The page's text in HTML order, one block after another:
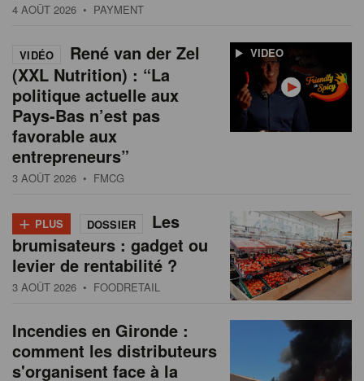
4 AOÛT 2026 • PAYMENT
VIDEO
VIDÉO
René van der Zel
(XXL Nutrition) : “La
politique actuelle aux
Pays-Bas n’est pas
favorable aux
entrepreneurs”
3 AOÛT 2026 • FMCG
+ PLUS DOSSIER
Les
brumisateurs : gadget ou
levier de rentabilité ?
3 AOÛT 2026 • FOODRETAIL
Incendies en Gironde :
comment les distributeurs
s'organisent face à la